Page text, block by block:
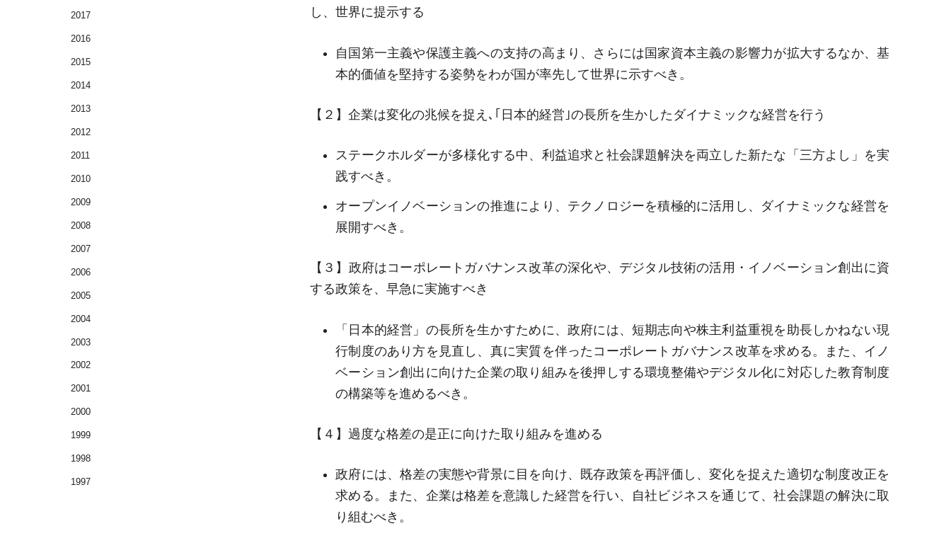
し、世界に提示する
自国第一主義や保護主義への支持の高まり、さらには国家資本主義の影響力が拡大するなか、基
本的価値を堅持する姿勢をわが国が率先して世界に示すべき。
【２】企業は変化の兆候を捉え､｢日本的経営｣の長所を生かしたダイナミックな経営を行う
ステークホルダーが多様化する中、利益追求と社会課題解決を両立した新たな「三方よし」を実
践すべき。
オープンイノベーションの推進により、テクノロジーを積極的に活用し、ダイナミックな経営を
展開すべき。
【３】政府はコーポレートガバナンス改革の深化や、デジタル技術の活用・イノベーション創出に資
する政策を、早急に実施すべき
「日本的経営」の長所を生かすために、政府には、短期志向や株主利益重視を助長しかねない現
行制度のあり方を見直し、真に実質を伴ったコーポレートガバナンス改革を求める。また、イノ
ベーション創出に向けた企業の取り組みを後押しする環境整備やデジタル化に対応した教育制度
の構築等を進めるべき。
【４】過度な格差の是正に向けた取り組みを進める
政府には、格差の実態や背景に目を向け、既存政策を再評価し、変化を捉えた適切な制度改正を
求める。また、企業は格差を意識した経営を行い、自社ビジネスを通じて、社会課題の解決に取
り組むべき。
2017
2016
2015
2014
2013
2012
2011
2010
2009
2008
2007
2006
2005
2004
2003
2002
2001
2000
1999
1998
1997